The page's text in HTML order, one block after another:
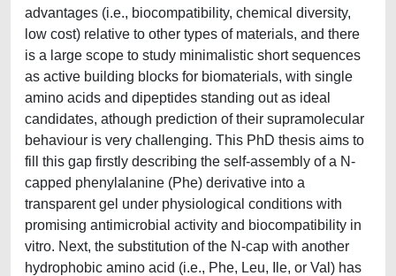
advantages (i.e., biocompatibility, chemical diversity,
low cost) relative to other types of materials, and there
is a large scope to study minimalistic short sequences
as active building blocks for biomaterials, with single
amino acids and dipeptides standing out as ideal
candidates, athough prediction of their supramolecular
behaviour is very challenging. This PhD thesis aims to
fill this gap firstly describing the self-assembly of a N-
capped phenylalanine (Phe) derivative into a
transparent gel under physiological conditions with
promising antimicrobial activity and biocompatibility in
vitro. Next, the substitution of the N-cap with another
hydrophobic amino acid (i.e., Phe, Leu, Ile, or Val) has